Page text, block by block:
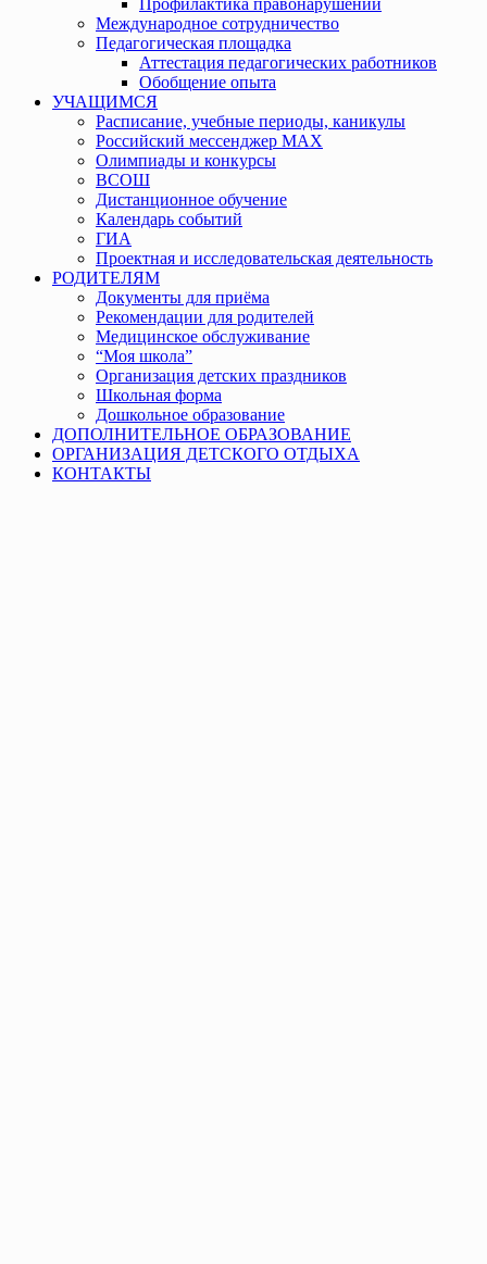
Международное сотрудничество
Педагогическая площадка
Аттестация педагогических работников
Обобщение опыта
УЧАЩИМСЯ
Расписание, учебные периоды, каникулы
Российский мессенджер MAX
Олимпиады и конкурсы
ВСОШ
Дистанционное обучение
Календарь событий
ГИА
Проектная и исследовательская деятельность
РОДИТЕЛЯМ
Документы для приёма
Рекомендации для родителей
Медицинское обслуживание
“Моя школа”
Организация детских праздников
Школьная форма
Дошкольное образование
ДОПОЛНИТЕЛЬНОЕ ОБРАЗОВАНИЕ
ОРГАНИЗАЦИЯ ДЕТСКОГО ОТДЫХА
КОНТАКТЫ